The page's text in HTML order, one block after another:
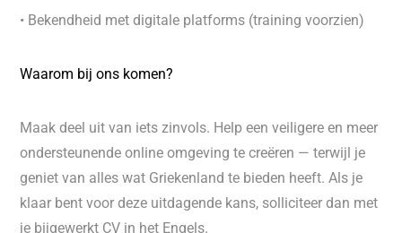
• Bekendheid met digitale platforms (training voorzien)
Waarom bij ons komen?
Maak deel uit van iets zinvols. Help een veiligere en meer
ondersteunende online omgeving te creëren — terwijl je
geniet van alles wat Griekenland te bieden heeft. Als je
klaar bent voor deze uitdagende kans, solliciteer dan met
je bijgewerkt CV in het Engels.